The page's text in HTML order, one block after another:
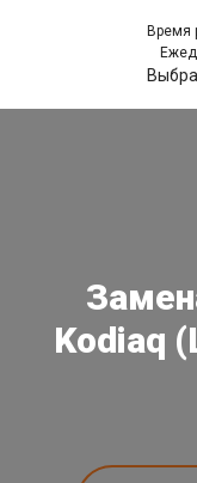
Время
Kodiaq